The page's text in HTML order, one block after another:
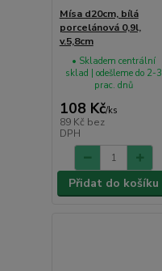
Mísa d20cm, bílá
porcelánová 0,9l,
v.5,8cm
108 Kč/ks
89 Kč bez
DPH
• Skladem centrální
sklad | odešleme do 2-3
prac. dnů
Přidat do košíku